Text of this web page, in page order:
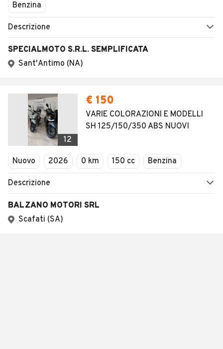
Benzina
Descrizione
SPECIALMOTO S.R.L. SEMPLIFICATA
Sant'Antimo (NA)
12
€ 150
VARIE COLORAZIONI E MODELLI
SH 125/150/350 ABS NUOVI
Nuovo 2026 0 km 150 cc Benzina
Descrizione
BALZANO MOTORI SRL
Scafati (SA)